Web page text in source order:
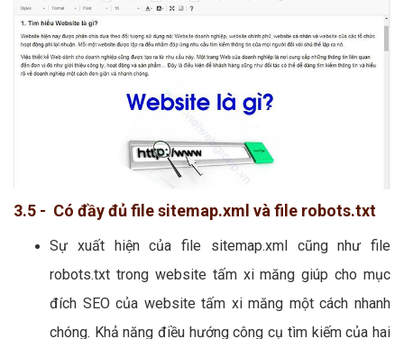
3.5 - Có đầy đủ file sitemap.xml và file robots.txt
Sự xuất hiện của file sitemap.xml cũng như file
robots.txt trong website tấm xi măng giúp cho mục
đích SEO của website tấm xi măng một cách nhanh
chóng. Khả năng điều hướng công cụ tìm kiếm của hai